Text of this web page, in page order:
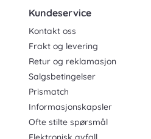
Kundeservice
Kontakt oss
Frakt og levering
Retur og reklamasjon
Salgsbetingelser
Prismatch
Informasjonskapsler
Ofte stilte spørsmål